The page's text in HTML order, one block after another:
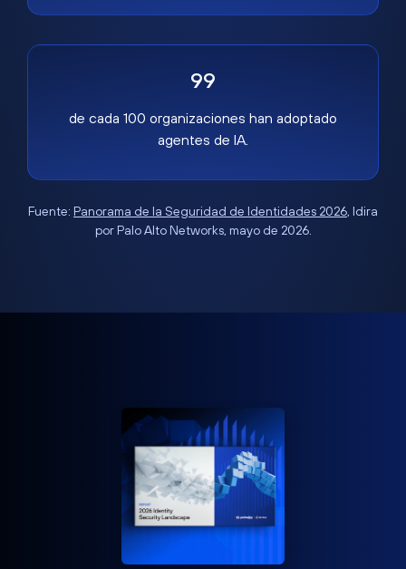
99
de cada 100 organizaciones han adoptado
agentes de IA.
Fuente: Panorama de la Seguridad de Identidades 2026, Idira
por Palo Alto Networks, mayo de 2026.